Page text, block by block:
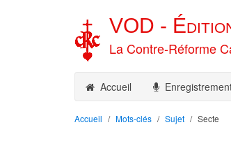
VOD -
La Contre-Réforme
Accueil
Accueil Mots-clés Sujet Secte